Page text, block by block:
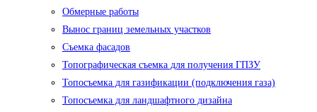
Обмерные работы
Вынос границ земельных участков
Съемка фасадов
Топографическая съемка для получения ГПЗУ
Топосъемка для газификации (подключения газа)
Топосъемка для ландшафтного дизайна